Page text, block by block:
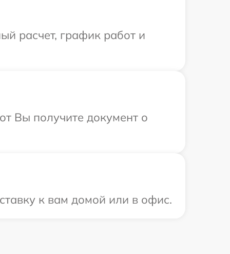
расчет, график работ и
Вы получите документ о
к вам домой или в офис.